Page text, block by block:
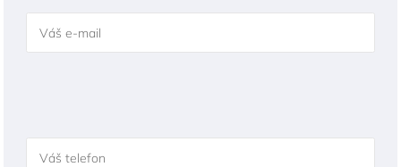
Váš e-mail
Váš telefon